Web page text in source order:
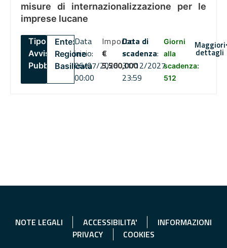
misure di internazionalizzazione per le
imprese lucane
Tipo:
Avviso
Pubblico
Ente:
Regione
Basilicata
Data
inizio:
06/07/2026
00:00
Importo
€
5,500,000
Data di
scadenza:
31/12/2027
23:59
Giorni
alla
scadenza:
512
Maggiori
dettagli
NOTE LEGALI ACCESSIBILITA'
INFORMAZIONI
PRIVACY
COOKIES